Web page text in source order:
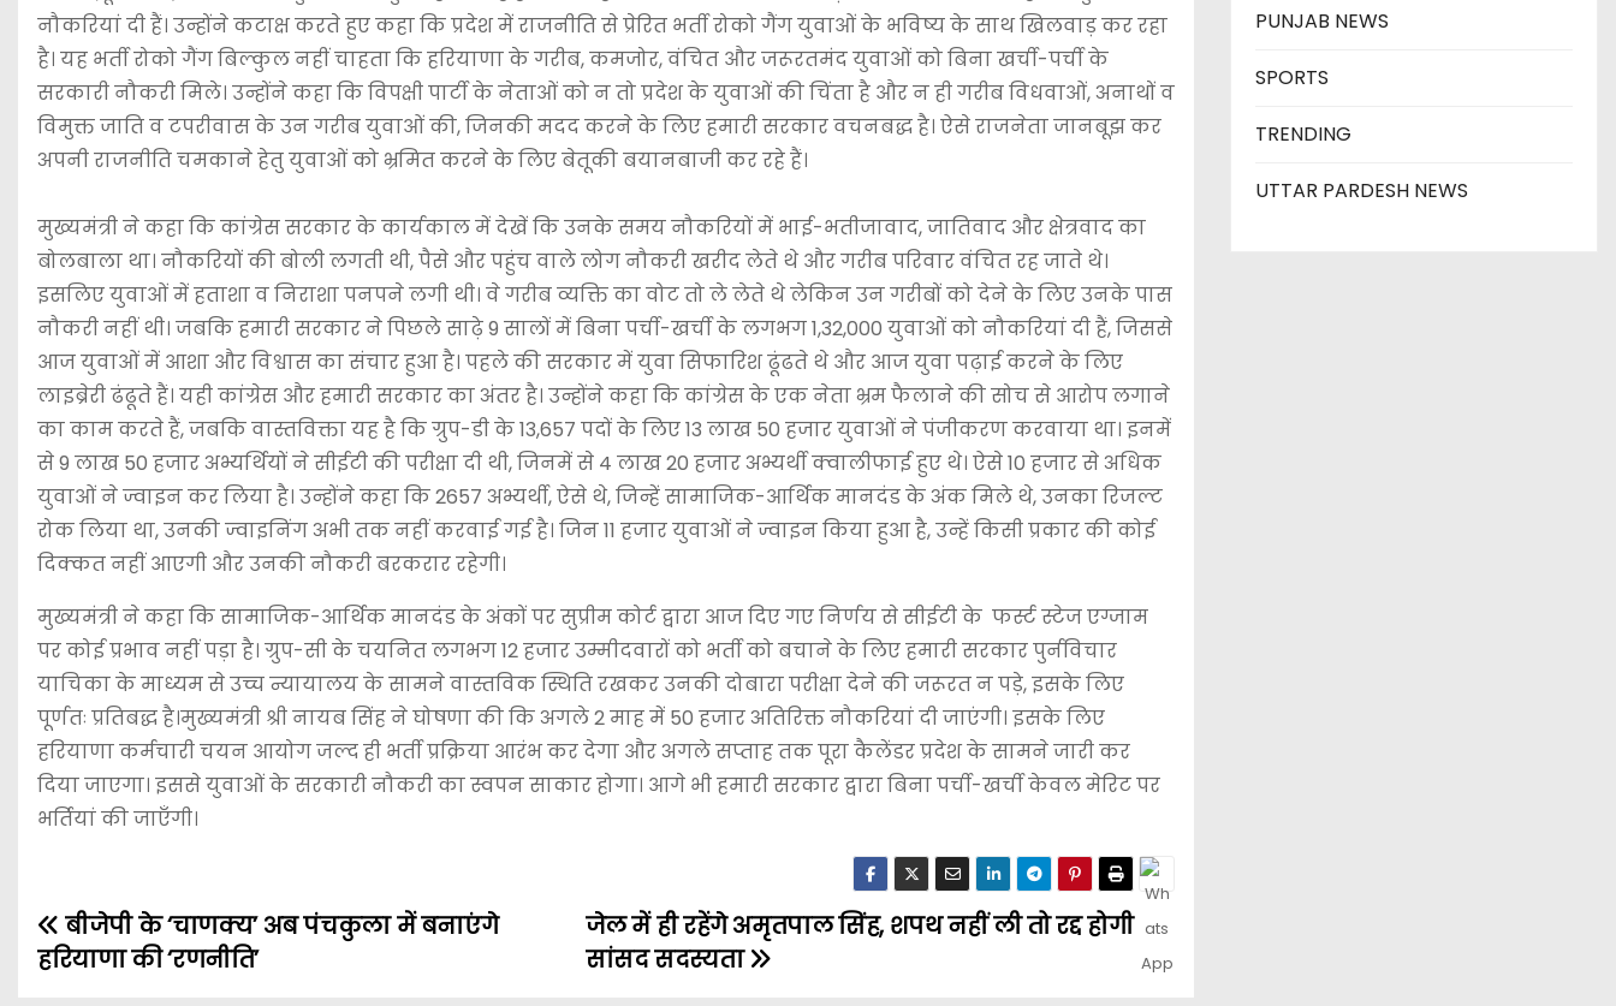
नौकरियां दी हैं। उन्होंने कटाक्ष करते हुए कहा कि प्रदेश में राजनीति से प्रेरित भर्ती रोको गैंग युवाओं के भविष्य के साथ खिलवाड़ कर रहा
है। यह भर्ती रोको गैंग बिल्कुल नहीं चाहता कि हरियाणा के गरीब, कमजोर, वंचित और जरूरतमंद युवाओं को बिना खर्ची-पर्ची के
सरकारी नौकरी मिले। उन्होंने कहा कि विपक्षी पार्टी के नेताओं को न तो प्रदेश के युवाओं की चिंता है और न ही गरीब विधवाओं, अनाथों व
विमुक्त जाति व टपरीवास के उन गरीब युवाओं की, जिनकी मदद करने के लिए हमारी सरकार वचनबद्ध है। ऐसे राजनेता जानबूझ कर
अपनी राजनीति चमकाने हेतु युवाओं को भ्रमित करने के लिए बेतूकी बयानबाजी कर रहे हैं।
मुख्यमंत्री ने कहा कि कांग्रेस सरकार के कार्यकाल में देखें कि उनके समय नौकरियों में भाई-भतीजावाद, जातिवाद और क्षेत्रवाद का
बोलबाला था। नौकरियों की बोली लगती थी, पैसे और पहुंच वाले लोग नौकरी खरीद लेते थे और गरीब परिवार वंचित रह जाते थे।
इसलिए युवाओं में हताशा व निराशा पनपने लगी थी। वे गरीब व्यक्ति का वोट तो ले लेते थे लेकिन उन गरीबों को देने के लिए उनके पास
नौकरी नहीं थी। जबकि हमारी सरकार ने पिछले साढ़े 9 सालों में बिना पर्ची-खर्ची के लगभग 1,32,000 युवाओं को नौकरियां दी हैं, जिससे
आज युवाओं में आशा और विश्वास का संचार हुआ है। पहले की सरकार में युवा सिफारिश ढूंढते थे और आज युवा पढ़ाई करने के लिए
लाइब्रेरी ढंढूते हैं। यही कांग्रेस और हमारी सरकार का अंतर है। उन्होंने कहा कि कांग्रेस के एक नेता भ्रम फैलाने की सोच से आरोप लगाने
का काम करते हैं, जबकि वास्तविक्ता यह है कि ग्रुप-डी के 13,657 पदों के लिए 13 लाख 50 हजार युवाओं ने पंजीकरण करवाया था। इनमें
से 9 लाख 50 हजार अभ्यर्थियों ने सीईटी की परीक्षा दी थी, जिनमें से 4 लाख 20 हजार अभ्यर्थी क्वालीफाई हुए थे। ऐसे 10 हजार से अधिक
युवाओं ने ज्वाइन कर लिया है। उन्होंने कहा कि 2657 अभ्यर्थी, ऐसे थे, जिन्हें सामाजिक-आर्थिक मानदंड के अंक मिले थे, उनका रिजल्ट
रोक लिया था, उनकी ज्वाइनिंग अभी तक नहीं करवाई गई है। जिन 11 हजार युवाओं ने ज्वाइन किया हुआ है, उन्हें किसी प्रकार की कोई
दिक्कत नहीं आएगी और उनकी नौकरी बरकरार रहेगी।
मुख्यमंत्री ने कहा कि सामाजिक-आर्थिक मानदंड के अंकों पर सुप्रीम कोर्ट द्वारा आज दिए गए निर्णय से सीईटी के फर्स्ट स्टेज एग्जाम
पर कोई प्रभाव नहीं पड़ा है। ग्रुप-सी के चयनित लगभग 12 हजार उम्मीदवारों को भर्ती को बचाने के लिए हमारी सरकार पुर्नविचार
याचिका के माध्यम से उच्च न्यायालय के सामने वास्तविक स्थिति रखकर उनकी दोबारा परीक्षा देने की जरूरत न पड़े, इसके लिए
पूर्णतः प्रतिबद्ध है।मुख्यमंत्री श्री नायब सिंह ने घोषणा की कि अगले 2 माह में 50 हजार अतिरिक्त नौकरियां दी जाएंगी। इसके लिए
हरियाणा कर्मचारी चयन आयोग जल्द ही भर्ती प्रक्रिया आरंभ कर देगा और अगले सप्ताह तक पूरा कैलेंडर प्रदेश के सामने जारी कर
दिया जाएगा। इससे युवाओं के सरकारी नौकरी का स्वपन साकार होगा। आगे भी हमारी सरकार द्वारा बिना पर्ची-खर्ची केवल मेरिट पर
भर्तियां की जाएँगी।
जेल में ही रहेंगे अमृतपाल सिंह, शपथ नहीं ली तो रद्द होगी
सांसद सदस्यता
बीजेपी के ‘चाणक्य’ अब पंचकुला में बनाएंगे
हरियाणा की ‘रणनीति’
PUNJAB NEWS
SPORTS
TRENDING
UTTAR PARDESH NEWS